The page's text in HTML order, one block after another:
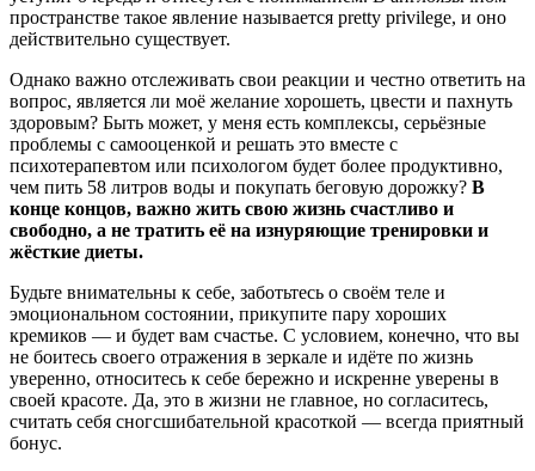
пространстве такое явление называется pretty privilege, и оно
действительно существует.
Однако важно отслеживать свои реакции и честно ответить на
вопрос, является ли моё желание хорошеть, цвести и пахнуть
здоровым? Быть может, у меня есть комплексы, серьёзные
проблемы с самооценкой и решать это вместе с
психотерапевтом или психологом будет более продуктивно,
чем пить 58 литров воды и покупать беговую дорожку? В
конце концов, важно жить свою жизнь счастливо и
свободно, а не тратить её на изнуряющие тренировки и
жёсткие диеты.
Будьте внимательны к себе, заботьтесь о своём теле и
эмоциональном состоянии, прикупите пару хороших
кремиков — и будет вам счастье. С условием, конечно, что вы
не боитесь своего отражения в зеркале и идёте по жизнь
уверенно, относитесь к себе бережно и искренне уверены в
своей красоте. Да, это в жизни не главное, но согласитесь,
считать себя сногсшибательной красоткой — всегда приятный
бонус.